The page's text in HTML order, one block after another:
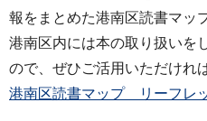
報をまとめた港南区読書マッ
港南区内には本の取り扱いを
ので、ぜひご活用いただけれ
港南区読書マップ リーフレ